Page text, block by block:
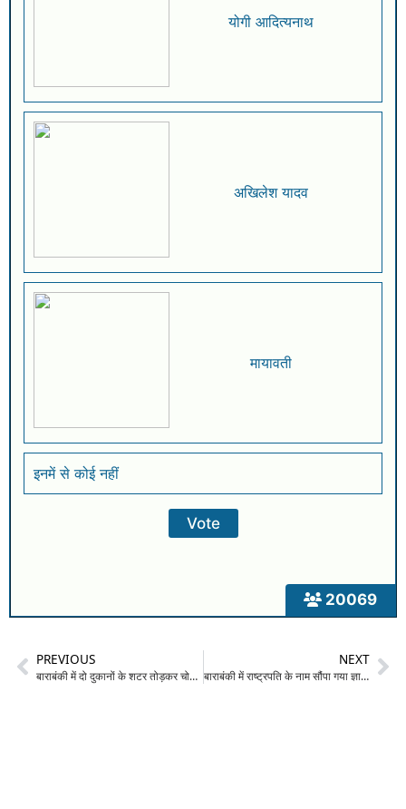
20069
योगी आदित्यनाथ
अखिलेश यादव
मायावती
इनमें से कोई नहीं
PREVIOUS
बाराबंकी में दो दुकानों के शटर तोड़कर चोरी: जन सेवा केंद्र से लैपटॉप और नकदी, कपड़ा दुकान से हजारों का सामान पार
NEXT
बाराबंकी में राष्ट्रपति के नाम सौंपा गया ज्ञापन: ‘गौमांस भक्षण’ करने वाले केंद्रीय मंत्रियों और मुख्यमंत्रियों को हटाने की मांग, राजनीतिक हलकों में मचा हड़कंप